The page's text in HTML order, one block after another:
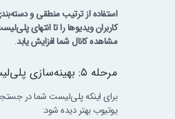
استفاده از ترتیب منطقی و
کاربران ویدیوها را تا انتهای
مشاهده کانال شما افزایش یابد.
مرحله ۵: بهینه‌سازی پلی‌لیست برای سئو
برای اینکه پلی‌لیست شما در
یوتیوب بهتر دیده شود: